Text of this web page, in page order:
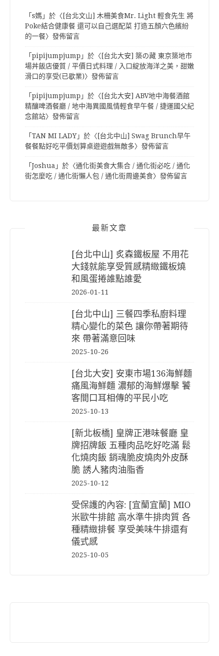
「s媽 」於〈 [台北文山] 木柵美食Mr. Light 輕食先生 將
Poke結合健康餐 還可以自己選配菜 打造五顏六色繽紛
的一餐〉發佈留言
「pipijumpjump 」於〈 [台北大安] 築の藏 東京築地市
場丼飯店優質 / 平價日式料理 / 入口綻放海洋之美，甜嫩
滑口的享受(已歇業)〉發佈留言
「pipijumpjump 」於〈 [台北大安] ABV地中海餐酒館
精釀啤酒餐廳 / 地中海異國風情輕食早午餐 / 捷運國父紀
念館站〉發佈留言
「TAN MI LADY」於〈 [台北中山] Swag Brunch早午
餐餐點好吃平價划算桌遊遊戲無敵多〉發佈留言
「Joshua 」於〈通化街美食大集合 / 通化街必吃 / 通化
街怎麼吃 / 通化街懶人包 / 通化街周邊美食〉發佈留言
最新文章
[台北中山] 炙森鐵板屋 不用花
大錢就能享受質感精緻鐵板燒
和風蛋捲誰點誰愛
2026-01-11
[台北中山] 三餐四季私廚料理
精心變化的菜色 讓你帶著期待
來 帶著滿意回味
2025-10-26
[台北大安] 安東市場136海鮮麵
痛風海鮮麵 濃郁的海鮮爆擊 饕
客間口耳相傳的平民小吃
2025-10-13
[新北板橋] 皇牌正港味餐廳 皇
牌招牌飯 五種肉品吃好吃滿 鬆
化燒肉飯 銷魂脆皮燒肉外皮酥
脆 誘人豬肉油脂香
2025-10-12
受保護的內容: [宜蘭宜蘭] MIO
米歐牛排館 高水準牛排肉質 各
種精緻排餐 享受美味牛排還有
儀式感
2025-10-05